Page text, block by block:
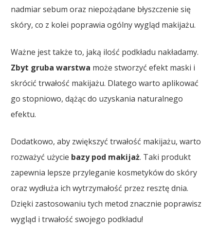
nadmiar sebum oraz niepożądane błyszczenie się
skóry, co z kolei poprawia ogólny wygląd makijażu.
Ważne jest także to, jaką ilość podkładu nakładamy.
Zbyt gruba warstwa może stworzyć efekt maski i
skrócić trwałość makijażu. Dlatego warto aplikować
go stopniowo, dążąc do uzyskania naturalnego
efektu.
Dodatkowo, aby zwiększyć trwałość makijażu, warto
rozważyć użycie bazy pod makijaż. Taki produkt
zapewnia lepsze przyleganie kosmetyków do skóry
oraz wydłuża ich wytrzymałość przez resztę dnia.
Dzięki zastosowaniu tych metod znacznie poprawisz
wygląd i trwałość swojego podkładu!